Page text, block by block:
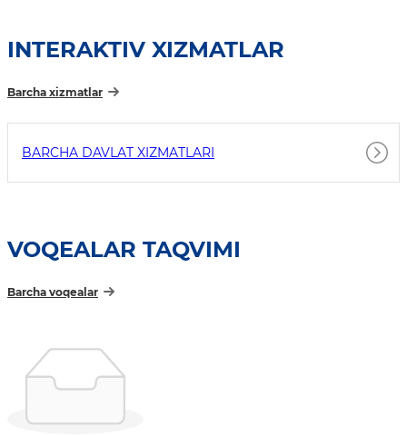
INTERAKTIV XIZMATLAR
Barcha xizmatlar
BARCHA DAVLAT XIZMATLARI
VOQEALAR TAQVIMI
Barcha voqealar